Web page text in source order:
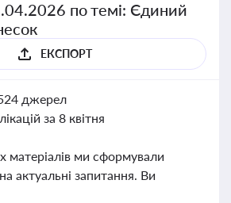
по темі: Єдиний
ЕКСПОРТ
джерел
за 8 квітня
матеріалів ми сформували
актуальні запитання. Ви